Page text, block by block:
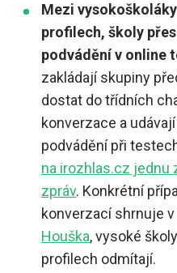
Mezi
profilech, školy
podvádění v online
zakládají skupiny
dostat do třídních
konverzace a
podvádění při
na irozhlas.cz jednu
zpráv. Konkrétní
konverzací shrnuje v
Houška, vysoké
profilech odmítají.